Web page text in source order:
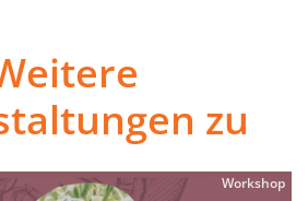
zu
Workshop